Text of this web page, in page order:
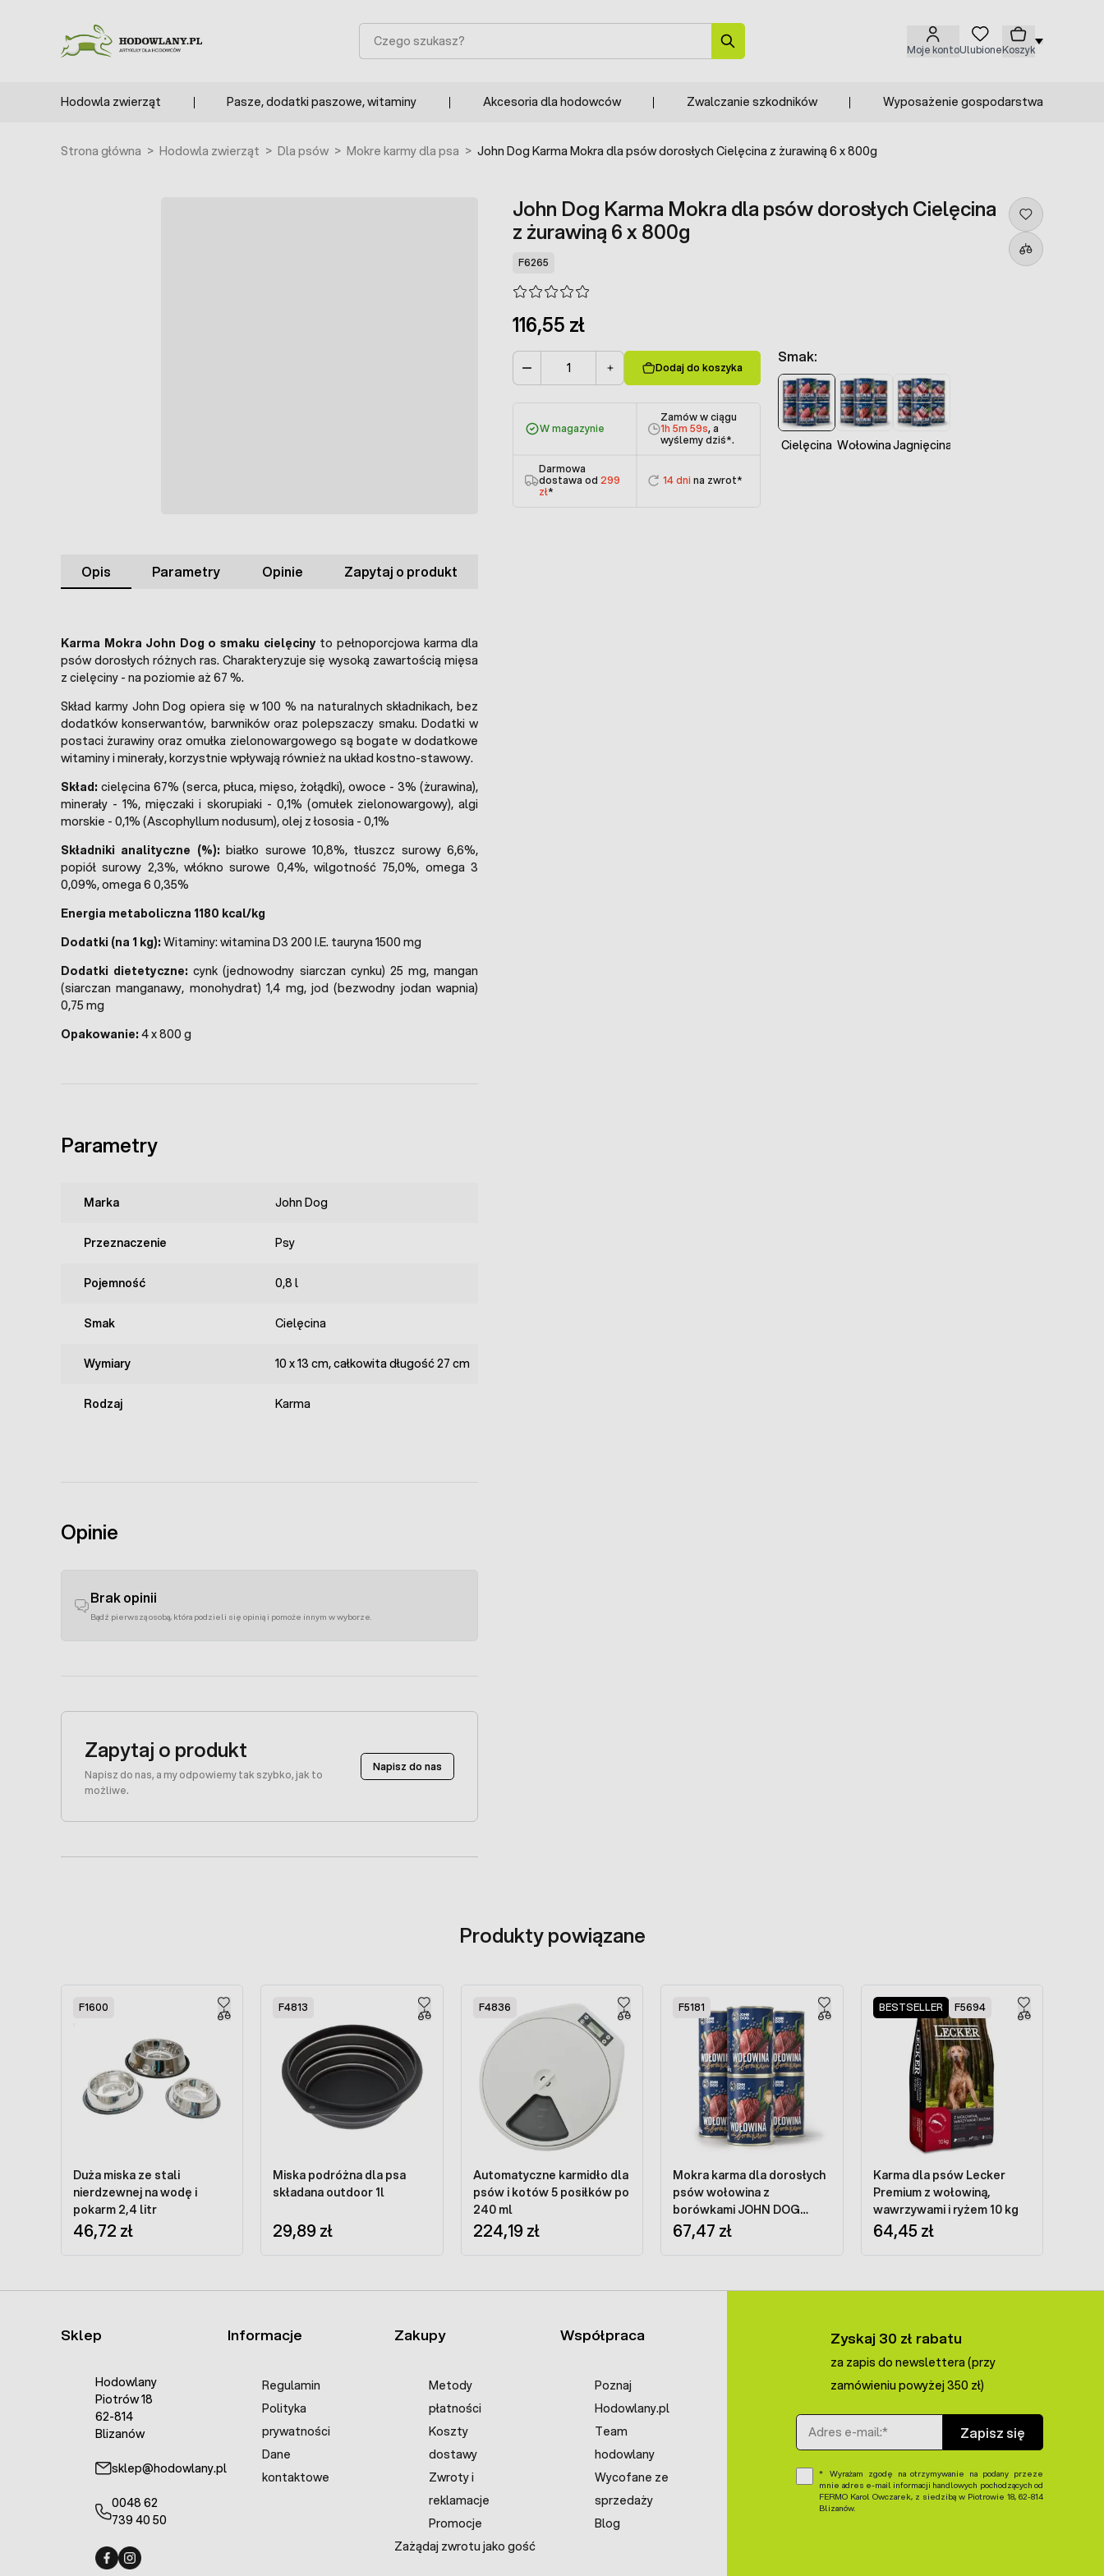
Moje kontoUlubioneKoszyk
Szukaj
Hodowla zwierząt Pasze, dodatki paszowe, witaminy Akcesoria dla hodowców Zwalczanie szkodników Wyposażenie gospodarstwa
Strona główna > Hodowla zwierząt > Dla psów > Mokre karmy dla psa > John Dog Karma Mokra dla psów dorosłych Cielęcina z żurawiną 6 x 800g
John Dog Karma Mokra dla psów dorosłych Cielęcina
z żurawiną 6 x 800g
F6265
116,55 zł
Dodaj do koszyka
Smak:
Cielęcina WołowinaJagnięcina
W magazynie
Zamów w ciągu
1h 5m 59s, a
wyślemy dziś*.
Darmowa
dostawa od299
zł*
14 dni na zwrot*
Opis Parametry Opinie Zapytaj o produkt
Karma Mokra John Dog o smaku cielęcinyto pełnoporcjowa karma dla
psów dorosłych różnych ras. Charakteryzuje się wysoką zawartością mięsa
z cielęciny - na poziomie aż 67 %.
Skład karmy John Dog opiera się w 100 % na naturalnych składnikach, bez
dodatków konserwantów, barwników oraz polepszaczy smaku. Dodatki w
postaci żurawiny oraz omułka zielonowargowego są bogate w dodatkowe
witaminy i minerały, korzystnie wpływają również na układ kostno-stawowy.
Skład: cielęcina 67% (serca, płuca, mięso, żołądki), owoce - 3% (żurawina),
minerały - 1%, mięczaki i skorupiaki - 0,1% (omułek zielonowargowy), algi
morskie - 0,1% (Ascophyllum nodusum), olej z łososia - 0,1%
Składniki analityczne (%): białko surowe 10,8%, tłuszcz surowy 6,6%,
popiół surowy 2,3%, włókno surowe 0,4%, wilgotność 75,0%, omega 3
0,09%, omega 6 0,35%
Energia metaboliczna 1180 kcal/kg
Dodatki (na 1 kg): Witaminy: witamina D3 200 I.E. tauryna 1500 mg
Dodatki dietetyczne: cynk (jednowodny siarczan cynku) 25 mg, mangan
(siarczan manganawy, monohydrat) 1,4 mg, jod (bezwodny jodan wapnia)
0,75 mg
Opakowanie: 4 x 800 g
Parametry
Marka John Dog
Przeznaczenie Psy
Pojemność 0,8 l
Smak Cielęcina
Wymiary 10 x 13 cm, całkowita długość 27 cm
Rodzaj Karma
Opinie
Brak opinii
Bądź pierwszą osobą, która podzieli się opinią i pomoże innym w wyborze.
Zapytaj o produkt
Napisz do nas, a my odpowiemy tak szybko, jak to
możliwe.
Napisz do nas
Produkty powiązane
F1600
Duża miska ze stali
nierdzewnej na wodę i
pokarm 2,4 litr
46,72 zł
F4813
Miska podróżna dla psa
składana outdoor 1l
29,89 zł
F4836
Automatyczne karmidło dla
psów i kotów 5 posiłków po
240 ml
224,19 zł
F5181
Mokra karma dla dorosłych
psów wołowina z
borówkami JOHN DOG
puszki 6 x 400 g
67,47 zł
BESTSELLER F5694
Karma dla psów Lecker
Premium z wołowiną,
wawrzywami i ryżem 10 kg
64,45 zł
Sklep
Hodowlany
Piotrów 18
62-814
Blizanów
sklep@hodowlany.pl
0048 62
739 40 50
Informacje
Regulamin
Polityka
prywatności
Dane
kontaktowe
Zakupy
Metody
płatności
Koszty
dostawy
Zwroty i
reklamacje
Promocje
Zażądaj zwrotu jako gość
Współpraca
Poznaj
Hodowlany.pl
Team
hodowlany
Wycofane ze
sprzedaży
Blog
Zyskaj 30 zł rabatu
za zapis do newslettera (przy
zamówieniu powyżej 350 zł)
Adres e-mail
Zapisz się
Wyrażam zgodę na otrzymywanie na podany przeze
mnie adres e-mail informacji handlowych pochodzących od
FERMO Karol Owczarek, z siedzibą w Piotrowie 18, 62-814
Blizanów.